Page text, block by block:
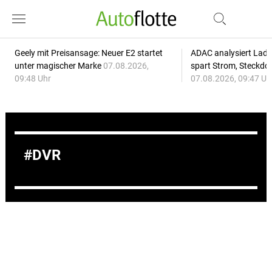
Geely mit Preisansage: Neuer E2 startet
unter magischer Marke 07.08.2026,
09:48 Uhr
ADAC analysiert
spart Strom,
07.08.2026, 09:47
DVR